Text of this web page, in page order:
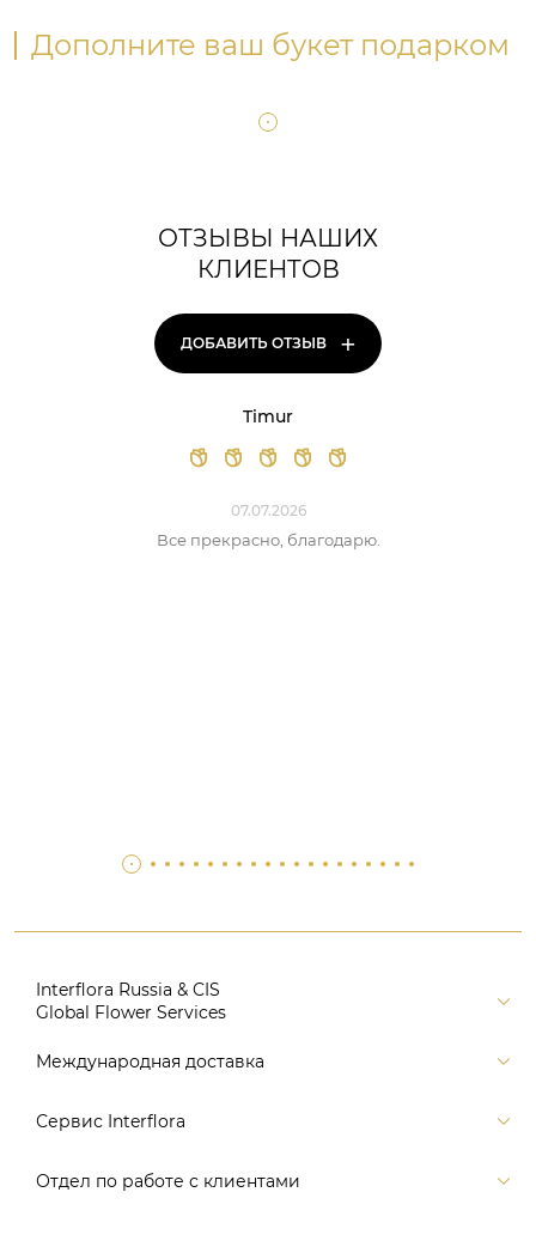
Дополните ваш букет подарком
ОТЗЫВЫ НАШИХ
КЛИЕНТОВ
ДОБАВИТЬ ОТЗЫВ +
Timur
07.07.2026
Все прекрасно, благодарю.
Interflora Russia & CIS
Global Flower Services
Версия для печати
Поиск
Международная доставка
Россия
Европа
Сервис Interflora
Заказ и оплата
Отдел по работе с клиентами